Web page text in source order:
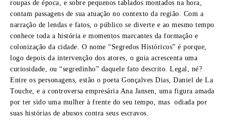
roupas de época, e sobre pequenos tablados montados na hora,
contam passagens de sua atuação no contexto da região. Com a
narração de lendas e fatos, o público se diverte e ao mesmo tempo
conhece toda a história e momentos marcantes da formação e
colonização da cidade. O nome “Segredos Históricos” é porque,
logo depois da intervenção dos atores, o guia acrescenta uma
curiosidade, ou “segredinho” daquele fato descrito. Legal, né?
Entre os personagens, estão o poeta Gonçalves Dias, Daniel de La
Touche, e a controversa empresária Ana Jansen, uma figura amada
por ter sido uma mulher à frente do seu tempo, mas odiada por
suas histórias de abusos contra seus escravos.